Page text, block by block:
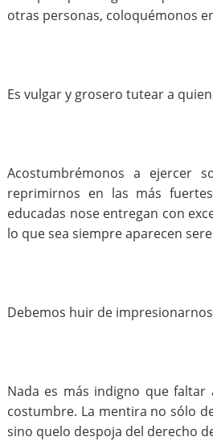
otras personas, coloquémonos
Es vulgar y grosero tutear a
Acostumbrémonos a ejercer
reprimirnos en las más
educadas nose entregan con
lo que sea siempre aparecen
Debemos huir de
Nada es más indigno que
costumbre. La mentira no sólo
sino quelo despoja del derecho